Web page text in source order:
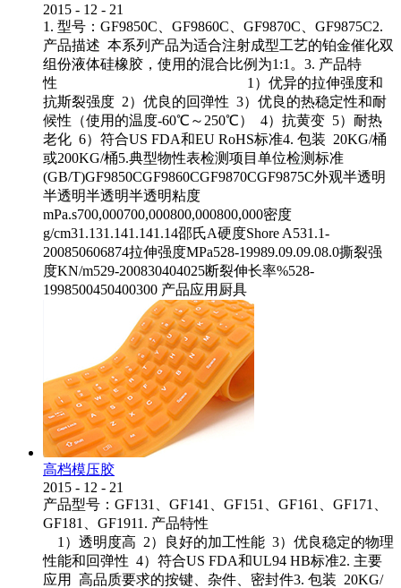
2015 - 12 - 21
1. 型号：GF9850C、GF9860C、GF9870C、GF9875C2.
产品描述 本系列产品为适合注射成型工艺的铂金催化双
组份液体硅橡胶，使用的混合比例为1:1。3. 产品特
性 1）优异的拉伸强度和
抗斯裂强度 2）优良的回弹性 3）优良的热稳定性和耐
候性（使用的温度-60℃～250℃） 4）抗黄变 5）耐热
老化 6）符合US FDA和EU RoHS标准4. 包装 20KG/桶
或200KG/桶5.典型物性表检测项目单位检测标准
(GB/T)GF9850CGF9860CGF9870CGF9875C外观半透明
半透明半透明半透明粘度
mPa.s700,000700,000800,000800,000密度
g/cm31.131.141.141.14邵氏A硬度Shore A531.1-
200850606874拉伸强度MPa528-19989.09.09.08.0撕裂强
度KN/m529-200830404025断裂伸长率%528-
1998500450400300 产品应用厨具
高档模压胶
2015 - 12 - 21
产品型号：GF131、GF141、GF151、GF161、GF171、
GF181、GF1911. 产品特性
1）透明度高 2）良好的加工性能 3）优良稳定的物理
性能和回弹性 4）符合US FDA和UL94 HB标准2. 主要
应用 高品质要求的按键、杂件、密封件3. 包装 20KG/